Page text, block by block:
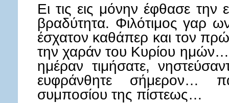
Ει τις εις μόνην έφθασε
βραδύτητα. Φιλότιμος γαρ
έσχατον καθάπερ και τον
την χαράν του Κυρίου ημών…
ημέραν τιμήσατε,
ευφράνθητε σήμε­ρον…
συμποσίου της πίστεως…